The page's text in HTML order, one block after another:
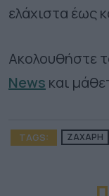
ελάχιστα έως
Ακολουθήστε
News και
TAGS: ΖΑΧΑΡΗ